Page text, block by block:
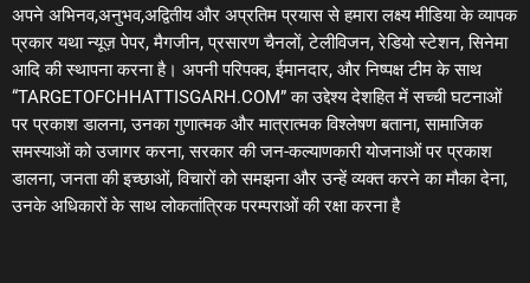
अपने अभिनव,अनुभव,अद्वितीय और अप्रतिम प्रयास से हमारा लक्ष्य मीडिया के व्यापक
प्रकार यथा न्यूज़ पेपर, मैगजीन, प्रसारण चैनलों, टेलीविजन, रेडियो स्टेशन, सिनेमा
आदि की स्थापना करना है। अपनी परिपक्व, ईमानदार, और निष्पक्ष टीम के साथ
“TARGETOFCHHATTISGARH.COM” का उद्देश्य देशहित में सच्ची घटनाओं
पर प्रकाश डालना, उनका गुणात्मक और मात्रात्मक विश्लेषण बताना, सामाजिक
समस्याओं को उजागर करना, सरकार की जन-कल्याणकारी योजनाओं पर प्रकाश
डालना, जनता की इच्छाओं, विचारों को समझना और उन्हें व्यक्त करने का मौका देना,
उनके अधिकारों के साथ लोकतांत्रिक परम्पराओं की रक्षा करना है